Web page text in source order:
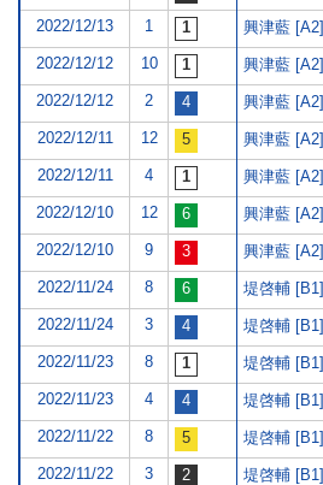
2022/12/13 1 興津藍 [A2]
2022/12/12 10 興津藍 [A2]
2022/12/12 2 興津藍 [A2]
2022/12/11 12 興津藍 [A2]
2022/12/11 4 興津藍 [A2]
2022/12/10 12 興津藍 [A2]
2022/12/10 9 興津藍 [A2]
2022/11/24 8 堤啓輔 [B1]
2022/11/24 3 堤啓輔 [B1]
2022/11/23 8 堤啓輔 [B1]
2022/11/23 4 堤啓輔 [B1]
2022/11/22 8 堤啓輔 [B1]
2022/11/22 3 堤啓輔 [B1]